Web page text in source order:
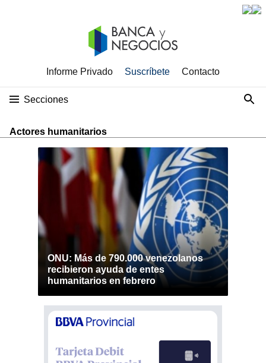
Informe Privado Suscríbete Contacto
Secciones
Actores humanitarios
ONU: Más de 790.000 venezolanos
recibieron ayuda de entes
humanitarios en febrero